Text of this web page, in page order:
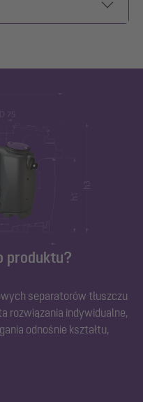
produktu?
separatorów tłuszczu
rozwiązania indywidualne,
odnośnie kształtu,